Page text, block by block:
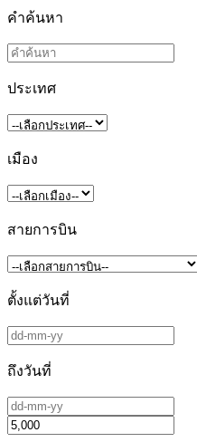
คำค้นหา
ประเทศ
เมือง
สายการบิน
ตั้งแต่วันที่
ถึงวันที่